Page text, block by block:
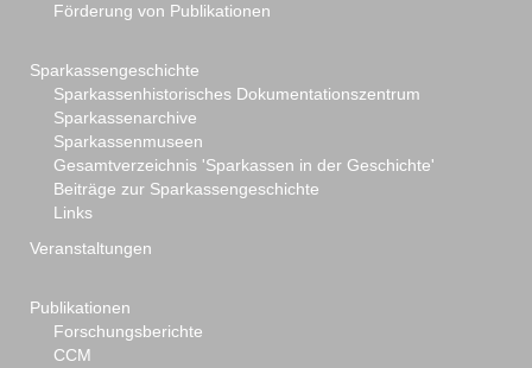
Förderung von Publikationen
Sparkassengeschichte
Sparkassenhistorisches Dokumentationszentrum
Sparkassenarchive
Sparkassenmuseen
Gesamtverzeichnis 'Sparkassen in der Geschichte'
Beiträge zur Sparkassengeschichte
Links
Veranstaltungen
Publikationen
Forschungsberichte
CCM